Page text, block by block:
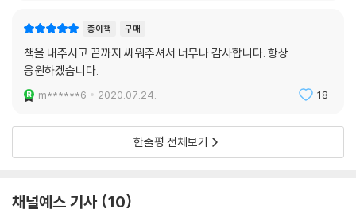
종이책 구매
책을 내주시고 끝까지 싸워주셔서 너무나 감사합니다. 항상
응원하겠습니다.
m******6 2020.07.24. 18
한줄평 전체보기
채널예스 기사 10